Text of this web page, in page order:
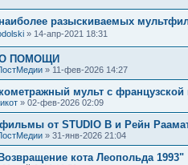
разыскиваемых
» 14-апр-2021 18:31
О ПОМОЩИ
» 11-фев-2026 14:27
мульт с французской
» 02-фев-2026 02:09
от STUDIO B и Рейн
» 31-янв-2026 21:04
кота Леопольда 1993"